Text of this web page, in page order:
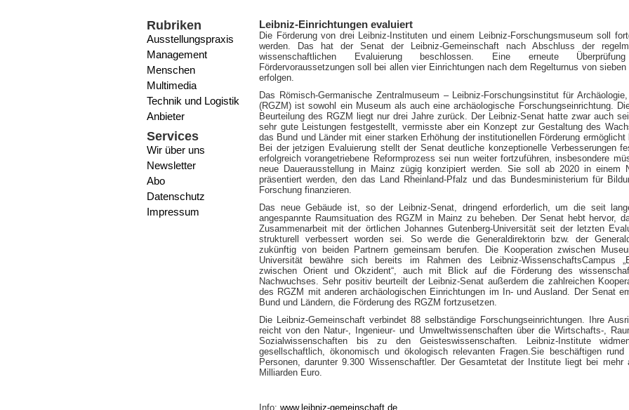
Rubriken
Ausstellungspraxis
Management
Menschen
Multimedia
Technik und Logistik
Anbieter
Services
Wir über uns
Newsletter
Abo
Datenschutz
Impressum
Leibniz-Einrichtungen evaluiert
Die Förderung von drei Leibniz-Instituten und einem Leibniz-Forschungsmuseum soll
werden. Das hat der Senat der Leibniz-Gemeinschaft nach Abschluss der
wissenschaftlichen Evaluierung beschlossen. Eine erneute
Fördervoraussetzungen soll bei allen vier Einrichtungen nach dem Regelturnus von sieben
erfolgen.
Das Römisch-Germanische Zentralmuseum – Leibniz-Forschungsinstitut für
(RGZM) ist sowohl ein Museum als auch eine archäologische Forschungseinrichtung.
Beurteilung des RGZM liegt nur drei Jahre zurück. Der Leibniz-Senat hatte zwar auch
sehr gute Leistungen festgestellt, vermisste aber ein Konzept zur Gestaltung des
das Bund und Länder mit einer starken Erhöhung der institutionellen Förderung ermöglicht
Bei der jetzigen Evaluierung stellt der Senat deutliche konzeptionelle Verbesserungen
erfolgreich vorangetriebene Reformprozess sei nun weiter fortzuführen, insbesondere
neue Dauerausstellung in Mainz zügig konzipiert werden. Sie soll ab 2020 in einem
präsentiert werden, den das Land Rheinland-Pfalz und das Bundesministerium für
Forschung finanzieren.
Das neue Gebäude ist, so der Leibniz-Senat, dringend erforderlich, um die seit
angespannte Raumsituation des RGZM in Mainz zu beheben. Der Senat hebt hervor,
Zusammenarbeit mit der örtlichen Johannes Gutenberg-Universität seit der letzten
strukturell verbessert worden sei. So werde die Generaldirektorin bzw. der
zukünftig von beiden Partnern gemeinsam berufen. Die Kooperation zwischen
Universität bewähre sich bereits im Rahmen des Leibniz-WissenschaftsCampus
zwischen Orient und Okzident“, auch mit Blick auf die Förderung des
Nachwuchses. Sehr positiv beurteilt der Leibniz-Senat außerdem die zahlreichen
des RGZM mit anderen archäologischen Einrichtungen im In- und Ausland. Der Senat
Bund und Ländern, die Förderung des RGZM fortzusetzen.
Die Leibniz-Gemeinschaft verbindet 88 selbständige Forschungseinrichtungen. Ihre
reicht von den Natur-, Ingenieur- und Umweltwissenschaften über die Wirtschafts-,
Sozialwissenschaften bis zu den Geisteswissenschaften. Leibniz-Institute
gesellschaftlich, ökonomisch und ökologisch relevanten Fragen.Sie beschäftigen rund
Personen, darunter 9.300 Wissenschaftler. Der Gesamtetat der Institute liegt bei mehr
Milliarden Euro.
Info: www.leibniz-gemeinschaft.de